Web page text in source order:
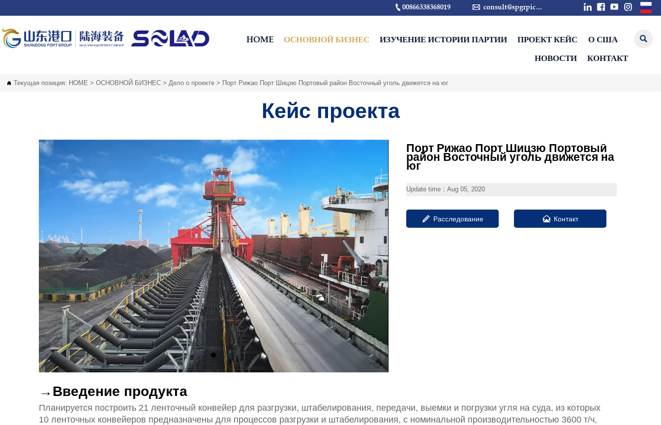
00866338368019  consult@spgrpic.com
HOME ОСНОВНОЙ БИЗНЕС ИЗУЧЕНИЕ ИСТОРИИ ПАРТИИ ПРОЕКТ КЕЙС
О США
НОВОСТИ
КОНТАКТ

 Текущая позиция: HOME >ОСНОВНОЙ БИЗНЕС >Дело о проекте > Порт Рижао Порт Шицзю Портовый район Восточный уголь движется на юг
Кейс проекта
Порт Рижао Порт Шицзю Портовый
район Восточный уголь движется на
юг
Update time：Aug 05, 2020
 Расследование  Контакт
→Введение продукта
Планируется построить 21 ленточный конвейер для разгрузки, штабелирования, передачи, выемки и погрузки угля на суда, из которых
10 ленточных конвейеров предназначены для процессов разгрузки и штабелирования, с номинальной производительностью 3600 т/ч,